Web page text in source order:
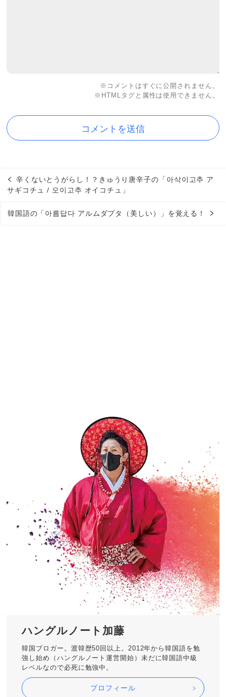
※コメントはすぐに公開されません。
※HTMLタグと属性は使用できません。
辛くないとうがらし！？きゅうり唐辛子の「아삭이고추 ア
サギコチュ / 오이고추 オイコチュ」
韓国語の「아름답다 アルムダプタ（美しい）」を覚える！
ハングルノート加藤
韓国ブロガー。渡韓歴50回以上。2012年から韓国語を勉
強し始め（ハングルノート運営開始）未だに韓国語中級
レベルなので必死に勉強中。
プロフィール